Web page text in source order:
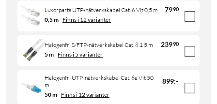
Luxorparts UTP-nätverkskabel Cat. 6 Vit 0,5 m 7990
0,5 m Finns i 12 varianter
Halogenfri S/FTP-nätverkskabel Cat. 8.1 5 m 23990
5 m Finns i 5 varianter
Halogenfri UTP-nätverkskabel Cat. 6a Vit 50
m
899:-
50 m Finns i 12 varianter